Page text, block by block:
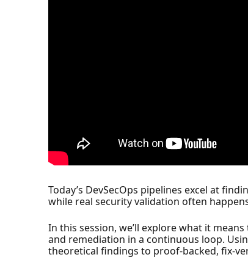
Today’s DevSecOps pipelines excel at
while real security validation often
In this session, we’ll explore what it
and remediation in a continuous loop.
theoretical findings to proof-backed, fix-